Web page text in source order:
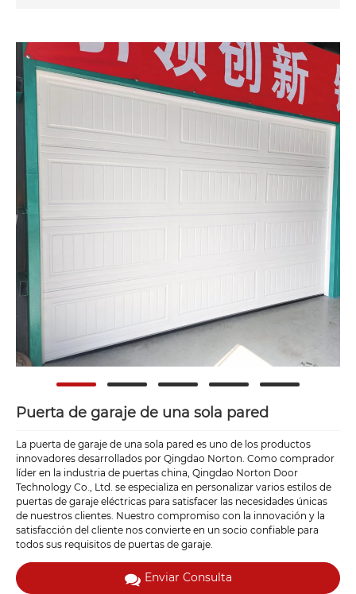
Puerta de garaje de una sola pared
La puerta de garaje de una sola pared es uno de los productos
innovadores desarrollados por Qingdao Norton. Como comprador
líder en la industria de puertas china, Qingdao Norton Door
Technology Co., Ltd. se especializa en personalizar varios estilos de
puertas de garaje eléctricas para satisfacer las necesidades únicas
de nuestros clientes. Nuestro compromiso con la innovación y la
satisfacción del cliente nos convierte en un socio confiable para
todos sus requisitos de puertas de garaje.
Enviar Consulta